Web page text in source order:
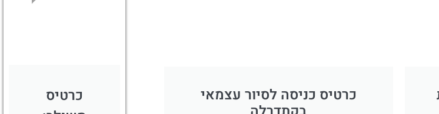
כרטיס כניסה לסיור עצמאי
כרטיס